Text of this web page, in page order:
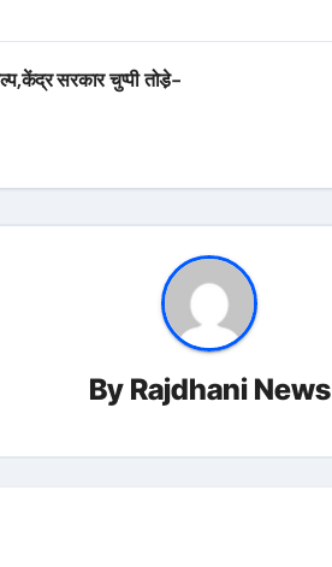
सरकार चुप्पी तोडे़-
By Rajdhani News